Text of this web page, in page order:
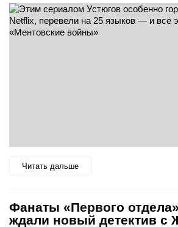
Читать дальше
Фанаты «Первого
ждали новый детектив с